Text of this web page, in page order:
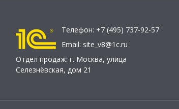
Телефон: +7 (495) 737-92-57
Email: site_v8@1c.ru
Отдел продаж: г. Москва, улица
Селезнёвская, дом 21